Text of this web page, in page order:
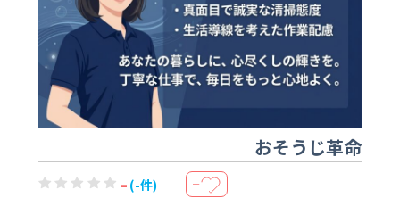
おそうじ革命
- (-件) ＋